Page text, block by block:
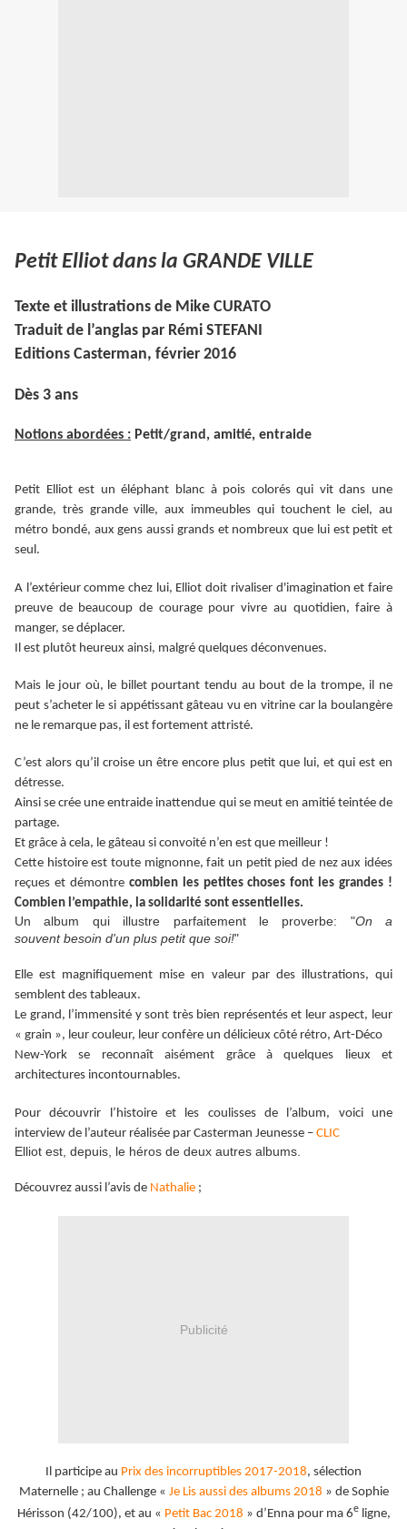
Petit Elliot dans la GRANDE VILLE
Texte et illustrations de Mike CURATO
Traduit de l’anglas par Rémi STEFANI
Editions Casterman, février 2016
Dès 3 ans
Notions abordées : Petit/grand, amitié, entraide
Petit Elliot est un éléphant blanc à pois colorés qui vit dans une
grande, très grande ville, aux immeubles qui touchent le ciel, au
métro bondé, aux gens aussi grands et nombreux que lui est petit et
seul.
A l’extérieur comme chez lui, Elliot doit rivaliser d'imagination et faire
preuve de beaucoup de courage pour vivre au quotidien, faire à
manger, se déplacer.
Il est plutôt heureux ainsi, malgré quelques déconvenues.
Mais le jour où, le billet pourtant tendu au bout de la trompe, il ne
peut s’acheter le si appétissant gâteau vu en vitrine car la boulangère
ne le remarque pas, il est fortement attristé.
C’est alors qu’il croise un être encore plus petit que lui, et qui est en
détresse.
Ainsi se crée une entraide inattendue qui se meut en amitié teintée de
partage.
Et grâce à cela, le gâteau si convoité n’en est que meilleur !
Cette histoire est toute mignonne, fait un petit pied de nez aux idées
reçues et démontre combien les petites choses font les grandes !
Combien l’empathie, la solidarité sont essentielles.
Un album qui illustre parfaitement le proverbe: "On a
souvent besoin d'un plus petit que soi!"
Elle est magnifiquement mise en valeur par des illustrations, qui
semblent des tableaux.
Le grand, l’immensité y sont très bien représentés et leur aspect, leur
« grain », leur couleur, leur confère un délicieux côté rétro, Art-Déco
New-York se reconnaît aisément grâce à quelques lieux et
architectures incontournables.
Pour découvrir l’histoire et les coulisses de l’album, voici une
interview de l’auteur réalisée par Casterman Jeunesse – CLIC
Elliot est, depuis, le héros de deux autres albums.
Découvrez aussi l’avis de Nathalie ;
Publicité
Il participe au Prix des incorruptibles 2017-2018, sélection
Maternelle ; au Challenge « Je Lis aussi des albums 2018 » de Sophie
Hérisson (42/100), et au « Petit Bac 2018 » d’Enna pour ma 6eligne,